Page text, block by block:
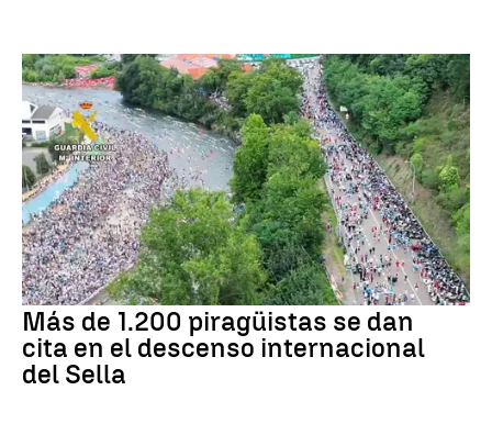
Más de 1.200 piragüistas se dan
cita en el descenso internacional
del Sella